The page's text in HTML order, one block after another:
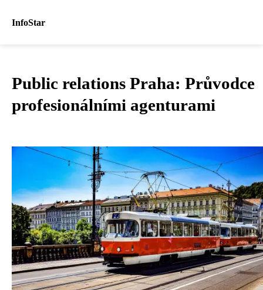
InfoStar
Public relations Praha: Průvodce
profesionálními agenturami